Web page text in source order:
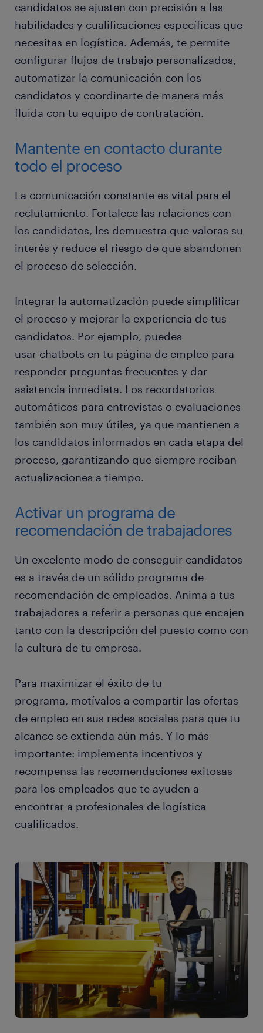
candidatos se ajusten con precisión a las
habilidades y cualificaciones específicas que
necesitas en logística. Además, te permite
configurar flujos de trabajo personalizados,
automatizar la comunicación con los
candidatos y coordinarte de manera más
fluida con tu equipo de contratación.
Mantente en contacto durante
todo el proceso
La comunicación constante es vital para el
reclutamiento. Fortalece las relaciones con
los candidatos, les demuestra que valoras su
interés y reduce el riesgo de que abandonen
el proceso de selección.
Integrar la automatización puede simplificar
el proceso y mejorar la experiencia de tus
candidatos. Por ejemplo, puedes
usar chatbots en tu página de empleo para
responder preguntas frecuentes y dar
asistencia inmediata. Los recordatorios
automáticos para entrevistas o evaluaciones
también son muy útiles, ya que mantienen a
los candidatos informados en cada etapa del
proceso, garantizando que siempre reciban
actualizaciones a tiempo.
Activar un programa de
recomendación de trabajadores
Un excelente modo de conseguir candidatos
es a través de un sólido programa de
recomendación de empleados. Anima a tus
trabajadores a referir a personas que encajen
tanto con la descripción del puesto como con
la cultura de tu empresa.
Para maximizar el éxito de tu
programa, motívalos a compartir las ofertas
de empleo en sus redes sociales para que tu
alcance se extienda aún más. Y lo más
importante: implementa incentivos y
recompensa las recomendaciones exitosas
para los empleados que te ayuden a
encontrar a profesionales de logística
cualificados.